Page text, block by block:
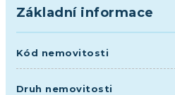
Základní informace
Kód nemovitosti
Druh nemovitosti